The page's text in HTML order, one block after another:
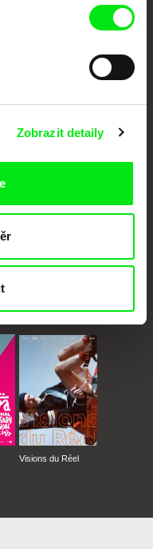
Zobrazit detaily
Doc Alliance. Naším cílem je
filmy.
Visions du Réel